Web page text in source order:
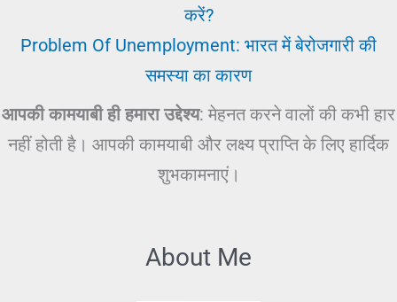
करें?
Problem Of Unemployment: भारत में बेरोजगारी की
समस्या का कारण
आपकी कामयाबी ही हमारा उद्देश्य: मेहनत करने वालों की कभी हार
नहीं होती है। आपकी कामयाबी और लक्ष्य प्राप्ति के लिए हार्दिक
शुभकामनाएं।
About Me